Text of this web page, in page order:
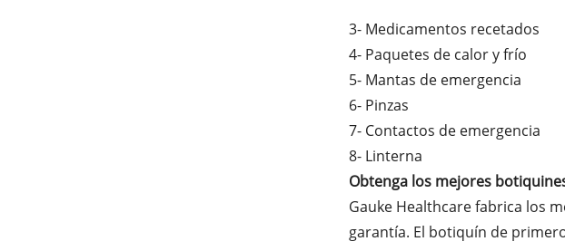
3- Medicamentos recetados
4- Paquetes de calor y frío
5- Mantas de emergencia
6- Pinzas
7- Contactos de emergencia
8- Linterna
Obtenga los mejores
Gauke Healthcare fabrica los
garantía. El botiquín de